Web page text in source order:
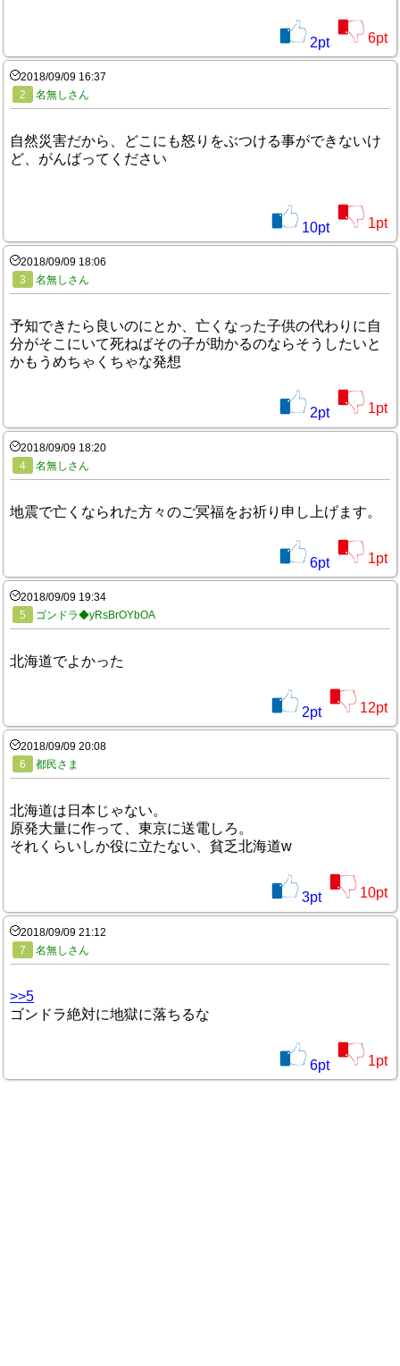
2pt 6pt
2018/09/09 16:37
2
名無しさん
自然災害だから、どこにも怒りをぶつける事ができないけ
ど、がんばってください
10pt 1pt
2018/09/09 18:06
3
名無しさん
予知できたら良いのにとか、亡くなった子供の代わりに自
分がそこにいて死ねばその子が助かるのならそうしたいと
かもうめちゃくちゃな発想
2pt 1pt
2018/09/09 18:20
4
名無しさん
地震で亡くなられた方々のご冥福をお祈り申し上げます。
6pt 1pt
2018/09/09 19:34
5
ゴンドラ◆yRsBrOYbOA
北海道でよかった
2pt 12pt
2018/09/09 20:08
6
都民さま
北海道は日本じゃない。
原発大量に作って、東京に送電しろ。
それくらいしか役に立たない、貧乏北海道w
3pt 10pt
2018/09/09 21:12
7
名無しさん
>>5
ゴンドラ絶対に地獄に落ちるな
6pt 1pt